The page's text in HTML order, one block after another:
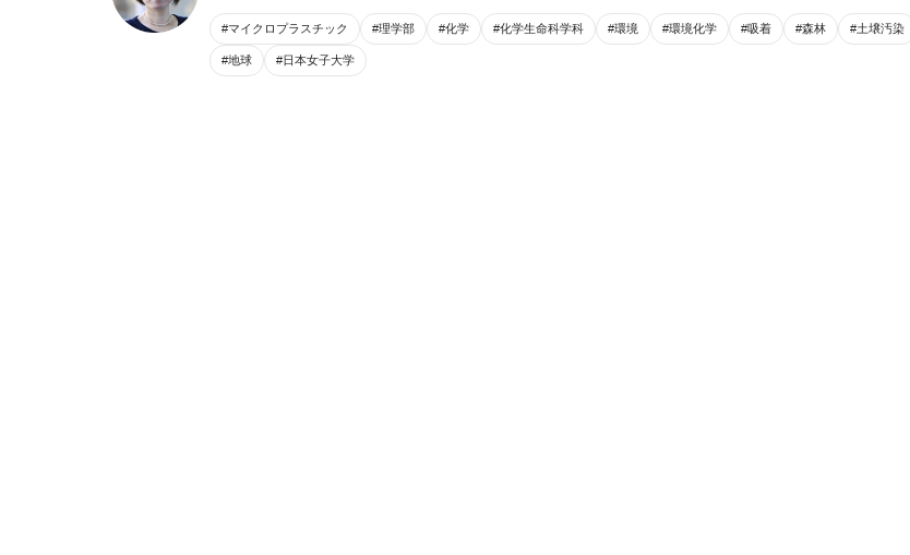
#マイクロプラスチック #理学部 #化学 #化学生命科学科 #環境 #環境化学 #吸着 #森林 #土壌汚染
#地球 #日本女子大学